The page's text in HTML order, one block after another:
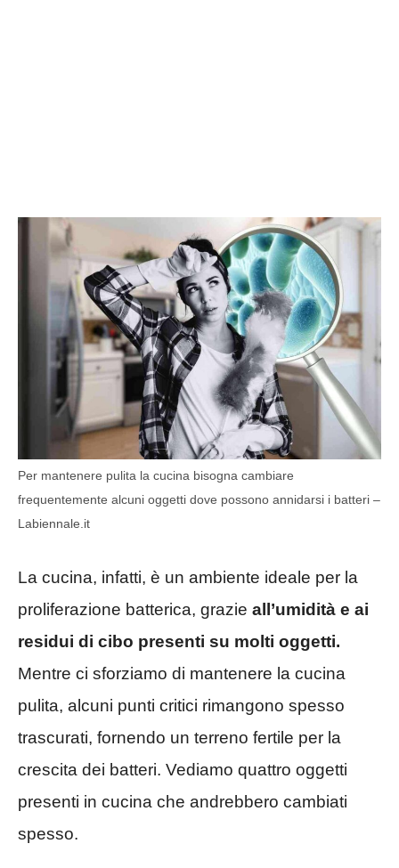
Per mantenere pulita la cucina bisogna cambiare
frequentemente alcuni oggetti dove possono annidarsi i batteri –
Labiennale.it
La cucina, infatti, è un ambiente ideale per la
proliferazione batterica, grazie all’umidità e ai
residui di cibo presenti su molti oggetti.
Mentre ci sforziamo di mantenere la cucina
pulita, alcuni punti critici rimangono spesso
trascurati, fornendo un terreno fertile per la
crescita dei batteri. Vediamo quattro oggetti
presenti in cucina che andrebbero cambiati
spesso.